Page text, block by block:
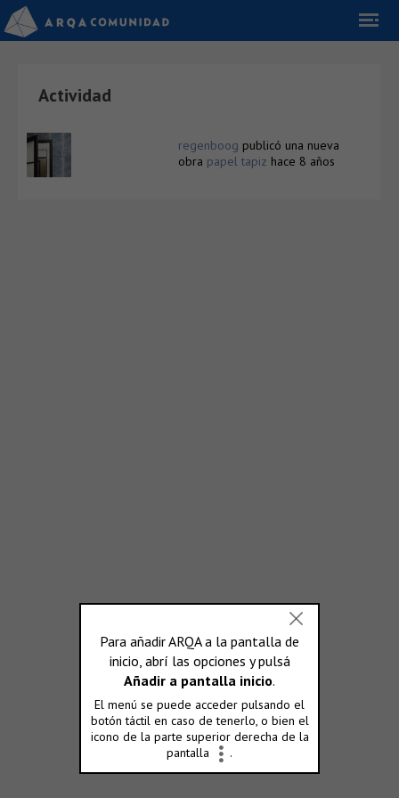
Actividad
regenboog publicó una nueva
obra papel tapiz hace 8 años